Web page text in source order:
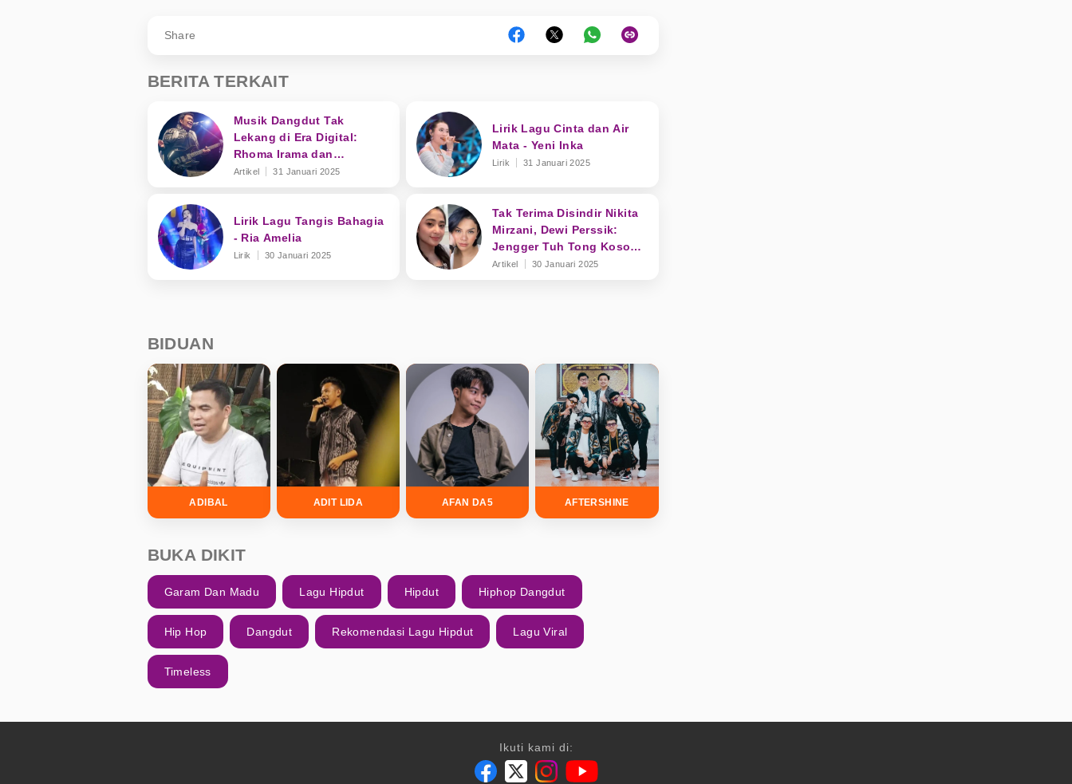
Share
BERITA TERKAIT
Musik Dangdut Tak
Lekang di Era Digital:
Rhoma Irama dan
Transformasi Genre
Artikel 31 Januari 2025
Lirik Lagu Cinta dan Air
Mata - Yeni Inka
Lirik 31 Januari 2025
Lirik Lagu Tangis Bahagia
- Ria Amelia
Lirik 30 Januari 2025
Tak Terima Disindir Nikita
Mirzani, Dewi Perssik:
Jengger Tuh Tong Kosong
Nyaring Bunyinya
Artikel 30 Januari 2025
BIDUAN
ADIBAL ADIT LIDA AFAN DA5 AFTERSHINE
BUKA DIKIT
Garam Dan Madu Lagu Hipdut Hipdut Hiphop Dangdut
Hip Hop Dangdut Rekomendasi Lagu Hipdut Lagu Viral
Timeless
Ikuti kami di: